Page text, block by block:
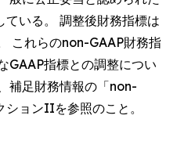
いる。 調整後財務指標は
これらのnon-GAAP財務指
GAAP指標との調整につい
補足財務情報の「non-
ョンIIを参照のこと。